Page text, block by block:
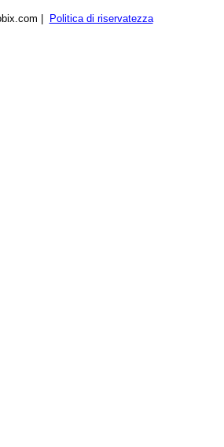
| Politica di riservatezza